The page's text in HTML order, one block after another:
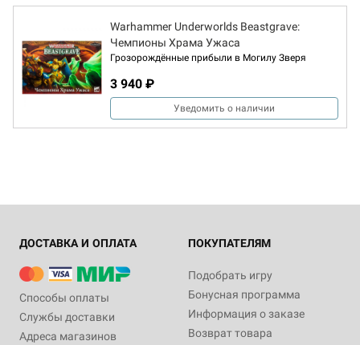
Warhammer Underworlds Beastgrave:
Чемпионы Храма Ужаса
Грозорождённые прибыли в Могилу Зверя
3 940 ₽
Уведомить о наличии
ДОСТАВКА И ОПЛАТА
Способы оплаты
Службы доставки
Адреса магазинов
ПОКУПАТЕЛЯМ
Подобрать игру
Бонусная программа
Информация о заказе
Возврат товара